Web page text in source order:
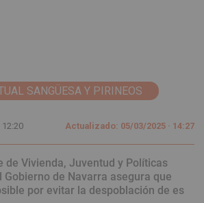
SANGÜESA Y PIRINEOS
12:20 Actualizado: 05/03/2025 · 14:27
de Vivienda, Juventud y Políticas
Gobierno de Navarra asegura que
por evitar la despoblación de es